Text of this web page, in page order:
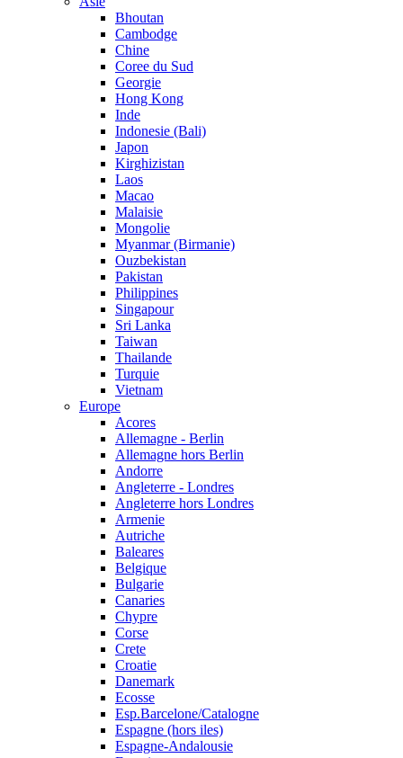
Bhoutan
Cambodge
Chine
Coree du Sud
Georgie
Hong Kong
Inde
Indonesie (Bali)
Japon
Kirghizistan
Laos
Macao
Malaisie
Mongolie
Myanmar (Birmanie)
Ouzbekistan
Pakistan
Philippines
Singapour
Sri Lanka
Taiwan
Thailande
Turquie
Vietnam
Europe
Acores
Allemagne - Berlin
Allemagne hors Berlin
Andorre
Angleterre - Londres
Angleterre hors Londres
Armenie
Autriche
Baleares
Belgique
Bulgarie
Canaries
Chypre
Corse
Crete
Croatie
Danemark
Ecosse
Esp.Barcelone/Catalogne
Espagne (hors iles)
Espagne-Andalousie